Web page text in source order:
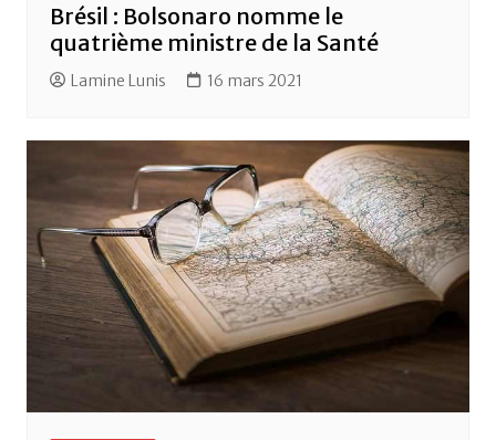
Brésil : Bolsonaro nomme le
quatrième ministre de la Santé
Lamine Lunis 16 mars 2021